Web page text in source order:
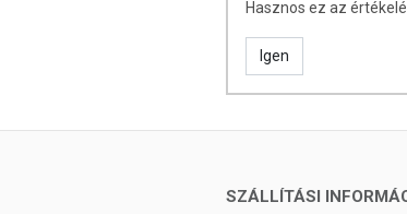
Hasznos ez az
Igen
SZÁLLÍTÁSI